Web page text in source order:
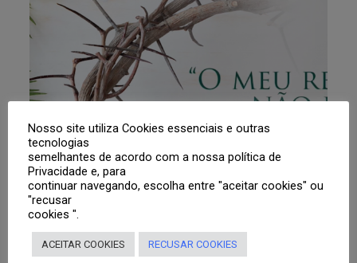
“O MEU REINO NÃO É DESTE MUNDO”
– Cena 1
Nosso site utiliza Cookies essenciais e outras
tecnologias
semelhantes de acordo com a nossa política de
Privacidade e, para
continuar navegando, escolha entre "aceitar cookies" ou
"recusar
cookies ".
ACEITAR COOKIES RECUSAR COOKIES